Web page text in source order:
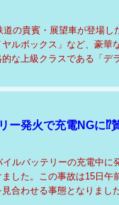
の貴賓・展望車が登場し
ルボックス」など、豪華
な上級クラスである「デ
小田急「RSE...
ー発火で充電NGに⁉
ルバッテリーの充電中に
した。この事故は15日午
合わせる事態となりまし